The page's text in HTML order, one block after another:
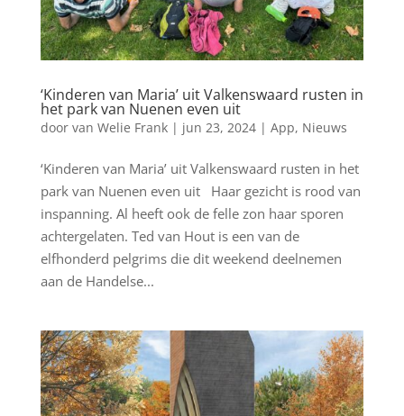
‘Kinderen van Maria’ uit Valkenswaard rusten in
het park van Nuenen even uit
door van Welie Frank| jun 23, 2024| App, Nieuws
‘Kinderen van Maria’ uit Valkenswaard rusten in het
park van Nuenen even uit Haar gezicht is rood van
inspanning. Al heeft ook de felle zon haar sporen
achtergelaten. Ted van Hout is een van de
elfhonderd pelgrims die dit weekend deelnemen
aan de Handelse...